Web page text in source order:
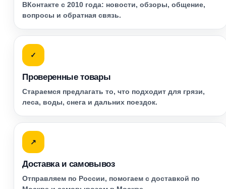
ВКонтакте с 2010 года: новости, обзоры, общение,
вопросы и обратная связь.
✓
Проверенные товары
Стараемся предлагать то, что подходит для грязи,
леса, воды, снега и дальних поездок.
↗
Доставка и самовывоз
Отправляем по России, помогаем с доставкой по